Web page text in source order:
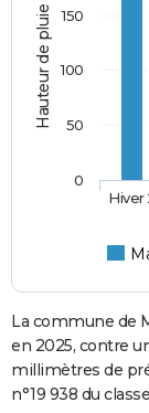
Hauteur de pluie (mm)
Hiver
0
50
100
150
La commune de
en 2025, contre
millimètres de
n°19 938 du